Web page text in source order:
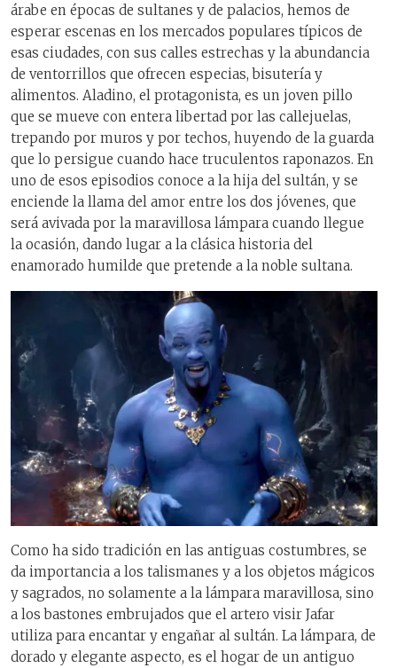
árabe en épocas de sultanes y de palacios, hemos de
esperar escenas en los mercados populares típicos de
esas ciudades, con sus calles estrechas y la abundancia
de ventorrillos que ofrecen especias, bisutería y
alimentos. Aladino, el protagonista, es un joven pillo
que se mueve con entera libertad por las callejuelas,
trepando por muros y por techos, huyendo de la guarda
que lo persigue cuando hace truculentos raponazos. En
uno de esos episodios conoce a la hija del sultán, y se
enciende la llama del amor entre los dos jóvenes, que
será avivada por la maravillosa lámpara cuando llegue
la ocasión, dando lugar a la clásica historia del
enamorado humilde que pretende a la noble sultana.
Como ha sido tradición en las antiguas costumbres, se
da importancia a los talismanes y a los objetos mágicos
y sagrados, no solamente a la lámpara maravillosa, sino
a los bastones embrujados que el artero visir Jafar
utiliza para encantar y engañar al sultán. La lámpara, de
dorado y elegante aspecto, es el hogar de un antiguo